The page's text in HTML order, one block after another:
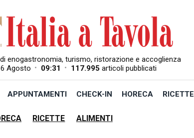
enogastronomia, turismo, ristorazione e accoglienza
Agosto • 09:31 • 117.995 articoli pubblicati
APPUNTAMENTI CHECK-IN HORECA RICETTE
RICETTE ALIMENTI